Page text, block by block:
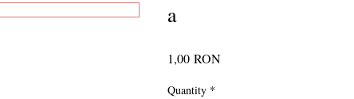
a
1,00 RONPrice
Quantity *